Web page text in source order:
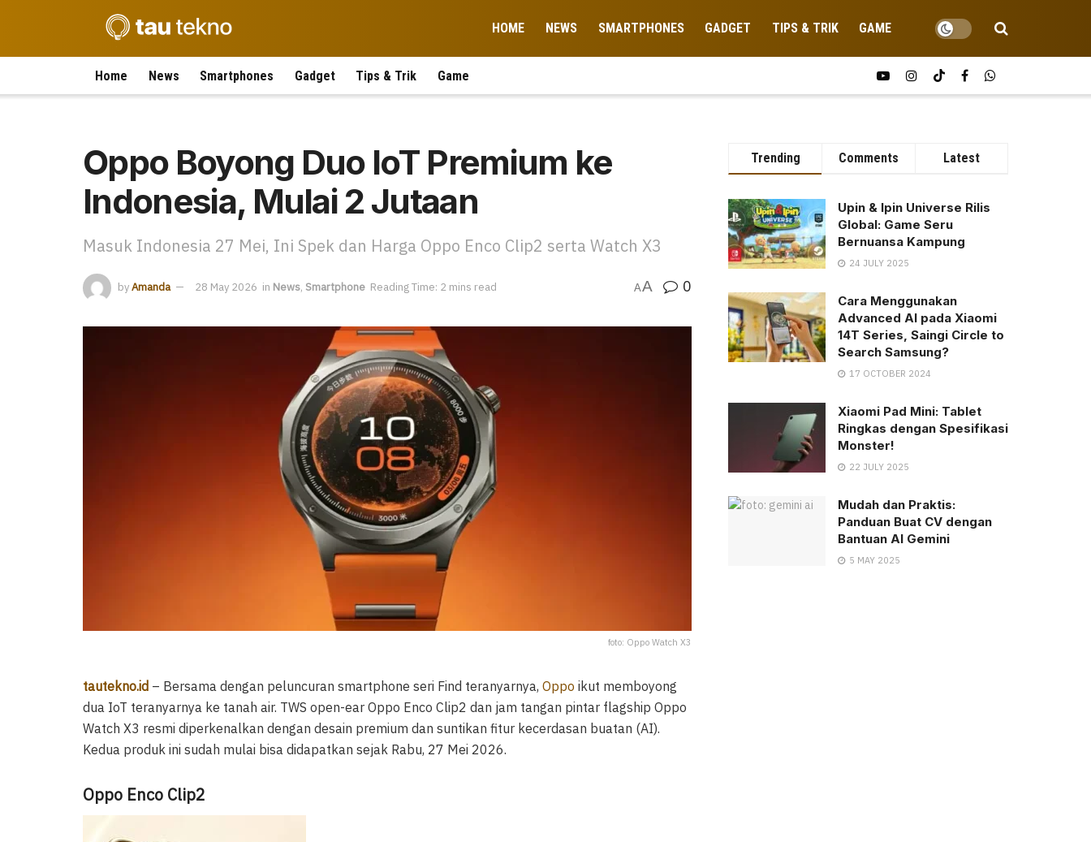
HOME NEWS SMARTPHONES GADGET TIPS & TRIK GAME
Home News Smartphones Gadget Tips & Trik Game
Oppo Boyong Duo IoT Premium ke
Indonesia, Mulai 2 Jutaan
Masuk Indonesia 27 Mei, Ini Spek dan Harga Oppo Enco Clip2 serta Watch X3
byAmanda 28 May 2026 in News, Smartphone Reading Time: 2 mins read AA 0
foto: Oppo Watch X3
tautekno.id – Bersama dengan peluncuran smartphone seri Find teranyarnya, Oppo ikut memboyong
dua IoT teranyarnya ke tanah air. TWS open-ear Oppo Enco Clip2 dan jam tangan pintar flagship Oppo
Watch X3 resmi diperkenalkan dengan desain premium dan suntikan fitur kecerdasan buatan (AI).
Kedua produk ini sudah mulai bisa didapatkan sejak Rabu, 27 Mei 2026.
Oppo Enco Clip2
Trending Comments Latest
Upin & Ipin Universe Rilis
Global: Game Seru
Bernuansa Kampung
24 JULY 2025
Cara Menggunakan
Advanced AI pada Xiaomi
14T Series, Saingi Circle to
Search Samsung?
17 OCTOBER 2024
Xiaomi Pad Mini: Tablet
Ringkas dengan Spesifikasi
Monster!
22 JULY 2025
Mudah dan Praktis:
Panduan Buat CV dengan
Bantuan AI Gemini
5 MAY 2025